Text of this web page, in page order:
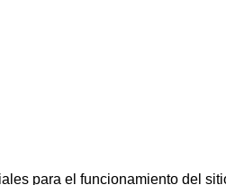
para el funcionamiento del